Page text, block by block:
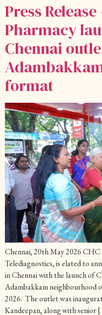
Press Release
Pharmacy
Chennai
format
Chennai, 20th May 2026
Telediagnostics, is elated to
in Chennai with the launch of
Adambakkam neighbourhood
2026. The outlet was
Kandeepan, along with senior